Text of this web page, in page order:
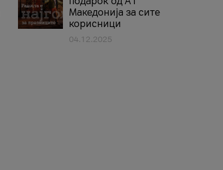
Македонија за сите
корисници
04.12.2025